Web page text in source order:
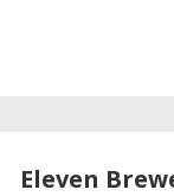
Eleven